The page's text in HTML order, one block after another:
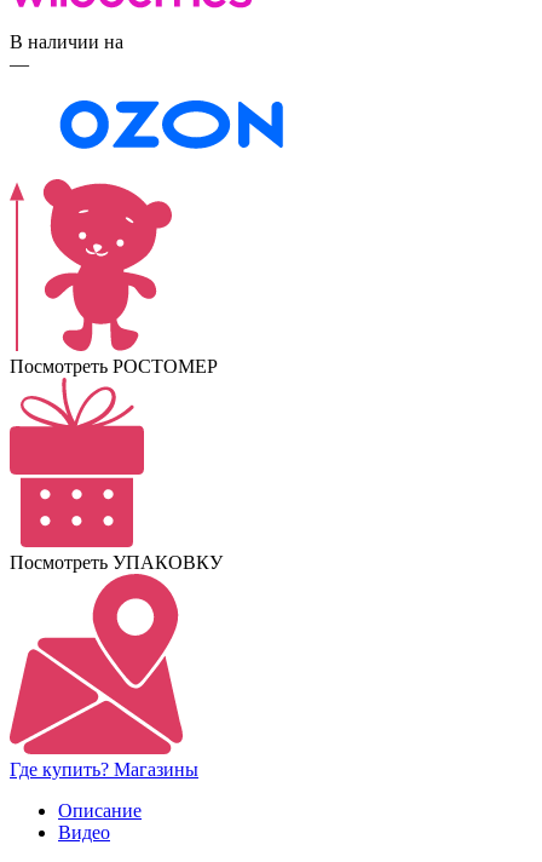
В наличии на
—
Посмотреть РОСТОМЕР
Посмотреть УПАКОВКУ
Где купить? Магазины
Описание
Видео